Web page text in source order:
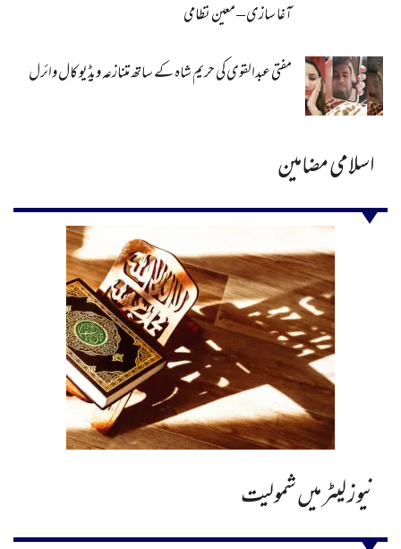
آغا سازی – معین نظامی
مفتی عبدالقوی کی حریم شاہ کے ساتھ متنازعہ ویڈیو کال وائرل
اسلامی مضامین
نیوز لیٹر میں شمولیت